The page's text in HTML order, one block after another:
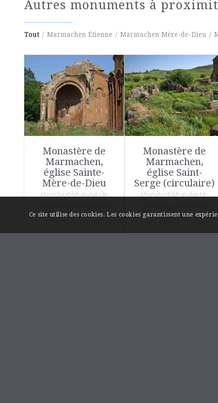
Autres monuments à
Tout / Marmachen Étienne / Marmachen Mère-de-Dieu /
Monastère de
Marmachen,
église Sainte-
Mère-de-Dieu
Մարմաշենի վանք,Սբ.
Monastère de
Marmachen,
église Saint-
Serge (circulaire)
Մարմաշենի վանք,Սբ.
եկեղեցի)
Ce site utilise des cookies. Les cookies garantissent une